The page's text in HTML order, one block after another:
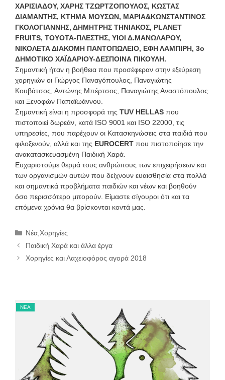
ΧΑΡΙΣΙΑΔΟΥ, ΧΑΡΗΣ ΤΖΩΡΤΖΟΠΟΥΛΟΣ, ΚΩΣΤΑΣ
ΔΙΑΜΑΝΤΗΣ, ΚΤΗΜΑ ΜΟΥΣΩΝ, ΜΑΡΙΑ&ΚΩΝΣΤΑΝΤΙΝΟΣ
ΓΚΟΛΟΓΙΑΝΝΗΣ, ΔΗΜΗΤΡΗΣ ΤΗΝΙΑΚΟΣ, PLANET
FRUITS, TOYOTA-ΠΛΕΣΤΗΣ, ΥΙΟΙ Δ.ΜΑΝΩΛΑΡΟΥ,
ΝΙΚΟΛΕΤΑ ΔΙΑΚΟΜΗ ΠΑΝΤΟΠΩΛΕΙΟ, ΕΦΗ ΛΑΜΠΙΡΗ, 3ο
ΔΗΜΟΤΙΚΟ ΧΑΪΔΑΡΙΟΥ-ΔΕΣΠΟΙΝΑ ΠΙΚΟΥΛΗ.
Σημαντική ήταν η βοήθεια που προσέφεραν στην εξεύρεση
χορηγιών οι Γιώργος Παναγόπουλος, Παναγιώτης
Κουβάτσος, Αντώνης Μπέρτσος, Παναγιώτης Αναστόπουλος
και Ξενοφών Παπαϊωάννου.
Σημαντική είναι η προσφορά της TUV HELLAS που
πιστοποιεί δωρεάν, κατά ISO 9001 και ISO 22000, τις
υπηρεσίες, που παρέχουν οι Κατασκηνώσεις στα παιδιά που
φιλοξενούν, αλλά και της EUROCERT που πιστοποίησε την
ανακατασκευασμένη Παιδική Χαρά.
Ευχαριστούμε θερμά τους ανθρώπους των επιχειρήσεων και
των οργανισμών αυτών που δείχνουν ευαισθησία στα πολλά
και σημαντικά προβλήματα παιδιών και νέων και βοηθούν
όσο περισσότερο μπορούν. Είμαστε σίγουροι ότι και τα
επόμενα χρόνια θα βρίσκονται κοντά μας.
Κατηγορίες
Νέα Χορηγίες
Παιδική Χαρά και άλλα έργα
Χορηγίες και Λαχειοφόρος αγορά 2018
ΝΈΑ